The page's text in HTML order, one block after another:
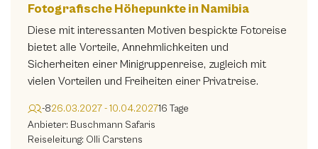
Fotografische Höhepunkte in Namibia
Diese mit interessanten Motiven bespickte Fotoreise
bietet alle Vorteile, Annehmlichkeiten und
Sicherheiten einer Minigruppenreise, zugleich mit
vielen Vorteilen und Freiheiten einer Privatreise.
-826.03.2027 - 10.04.202716 Tage
Anbieter: Buschmann Safaris
Reiseleitung: Olli Carstens